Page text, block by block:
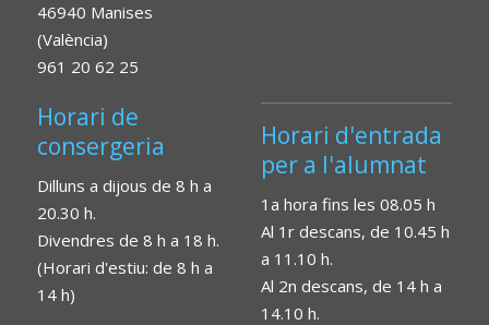
46940 Manises
(València)
961 20 62 25
Horari de
consergeria
Dilluns a dijous de 8 h a
20.30 h.
Divendres de 8 h a 18 h.
(Horari d'estiu: de 8 h a
14 h)
Horari d'entrada
per a l'alumnat
1a hora fins les 08.05 h
Al 1r descans, de 10.45 h
a 11.10 h.
Al 2n descans, de 14 h a
14.10 h.